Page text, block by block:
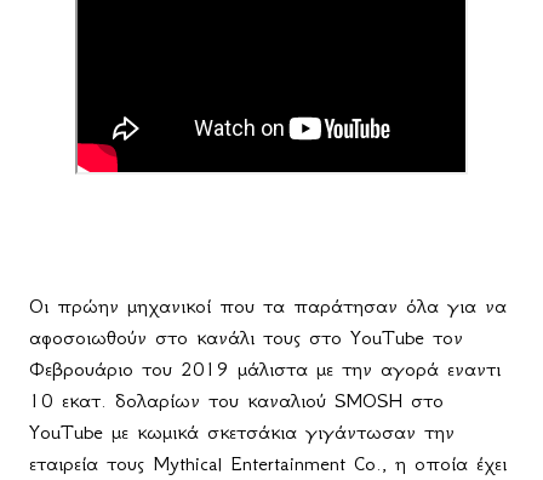
Οι πρώην μηχανικοί που τα παράτησαν όλα για να
αφοσοιωθούν στο κανάλι τους στο YouTube τον
Φεβρουάριο του 2019 μάλιστα με την αγορά εναντι
10 εκατ. δολαρίων του καναλιού SMOSH στο
YouTube με κωμικά σκετσάκια γιγάντωσαν την
εταιρεία τους Mythical Entertainment Co ., η οποία έχει